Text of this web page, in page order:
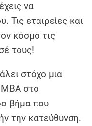
να
Τις εταιρείες και
κόσμο τις
τους!
στόχο μια
στο
βήμα που
την κατεύθυνση.